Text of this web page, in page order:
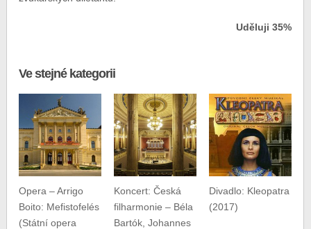
Uděluji 35%
Ve stejné kategorii
Opera – Arrigo
Boito: Mefistofelés
(Státní opera
Koncert: Česká
filharmonie – Béla
Bartók, Johannes
Divadlo: Kleopatra
(2017)